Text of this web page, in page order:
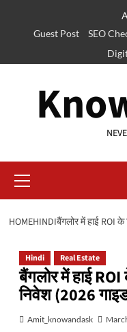
Guest Post
SEO
Menu
HOMEHINDIबैंगलोर में हाई ROI के
Hindi Real Estate
बैंगलोर में हाई ROI
निवेश (2026
Amit_knowandask